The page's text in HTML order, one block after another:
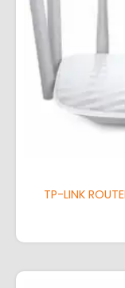
TP-LINK